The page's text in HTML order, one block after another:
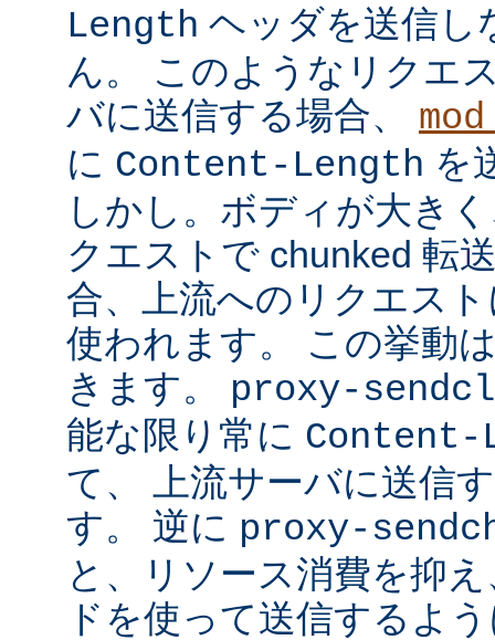
Length ヘッダを送信し
ん。 このようなリクエ
バに送信する場合、
に Content-Length を
しかし。ボディが大き
クエストで chunked 転
合、上流へのリクエス
使われます。 この挙動
きます。 proxy-sendcl
能な限り常に Content-
て、 上流サーバに送信
す。 逆に proxy-
と、リソース消費を抑
ドを使って送信するよ